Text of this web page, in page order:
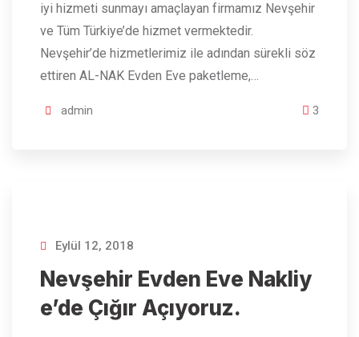
iyi hizmeti sunmayı amaçlayan firmamız Nevşehir
ve Tüm Türkiye’de hizmet vermektedir.
Nevşehir’de hizmetlerimiz ile adından sürekli söz
ettiren AL-NAK Evden Eve paketleme,…
admin 3
Eylül 12, 2018
Nevşehir Evden Eve Nakliy
e’de Çığır Açıyoruz.